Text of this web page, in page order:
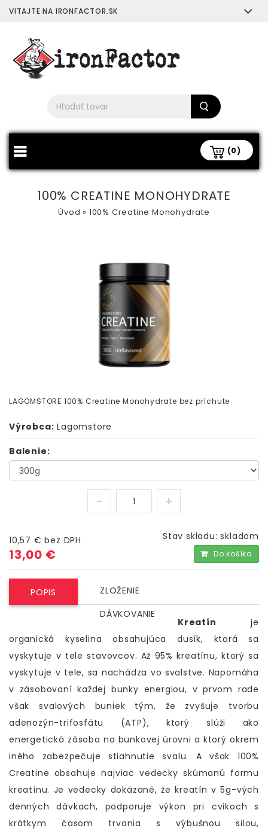
VITAJTE NA IRONFACTOR.SK
(0)
100% CREATINE MONOHYDRATE
Úvod » 100% Creatine Monohydrate
LAGOMSTORE 100% Creatine Monohydrate bez príchute
Výrobca: Lagomstore
Balenie:
10,57 €bez DPH
13,00 €
Stav skladu:skladom
Do košíka
POPIS
ZLOŽENIE
DÁVKOVANIE
Kreatín je
organická kyselina obsahujúca dusík, ktorá sa
vyskytuje v tele stavovcov. Až 95% kreatínu, ktorý sa
vyskytuje v tele, sa nachádza vo svalstve. Napomáha
v zásobovaní každej bunky energiou, v prvom rade
však svalových buniek tým, že zvyšuje tvorbu
adenozýn-trifosfátu (ATP), ktorý slúži ako
energetická zásoba na bunkovej úrovni a ktorý okrem
iného zabezpečuje stiahnutie svalu. A však 100%
Creatine obsahuje najviac vedecky skúmanú formu
kreatínu. Je vedecky dokázané, že kreatín v 5g-vých
denných dávkach, podporuje výkon pri cvikoch s
krátkym časom trvania s výbušnou silou,